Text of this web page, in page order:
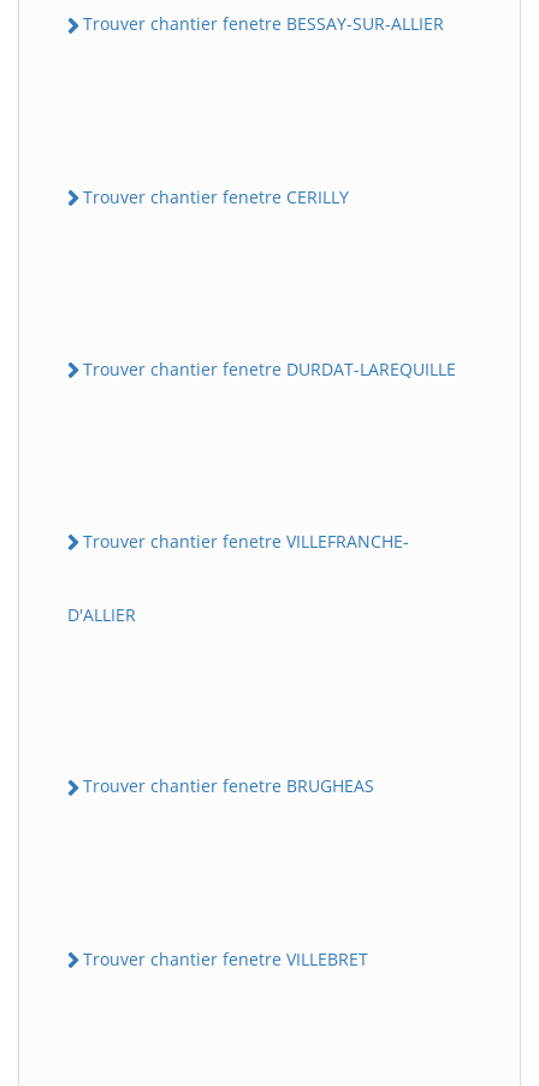
Trouver chantier fenetre BESSAY-SUR-ALLIER
Trouver chantier fenetre CERILLY
Trouver chantier fenetre DURDAT-LAREQUILLE
Trouver chantier fenetre VILLEFRANCHE-
D'ALLIER
Trouver chantier fenetre BRUGHEAS
Trouver chantier fenetre VILLEBRET